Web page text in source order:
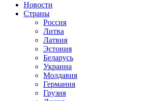
Новости
Страны
Россия
Литва
Латвия
Эстония
Беларусь
Украина
Молдавия
Германия
Грузия